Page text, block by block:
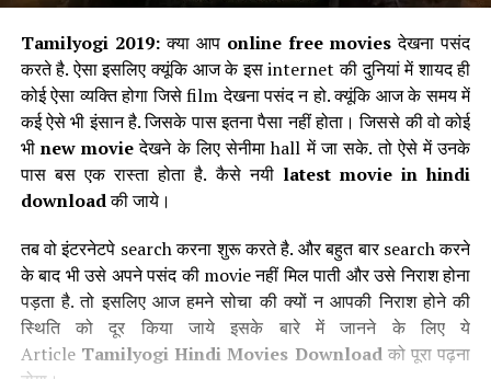
Tamilyogi 2019:क्या आप online free movies देखना पसंद
करते है. ऐसा इसलिए क्यूंकि आज के इस internet की दुनियां में शायद ही
कोई ऐसा व्यक्ति होगा जिसे film देखना पसंद न हो. क्यूंकि आज के समय में
कई ऐसे भी इंसान है. जिसके पास इतना पैसा नहीं होता। जिससे की वो कोई
भी new movieदेखने के लिए सेनीमा hall में जा सके. तो ऐसे में उनके
पास बस एक रास्ता होता है. कैसे नयीlatest movie in hindi
downloadकी जाये।
तब वो इंटरनेटपे search करना शुरू करते है. और बहुत बार search करने
के बाद भी उसे अपने पसंद की movie नहीं मिल पाती और उसे निराश होना
पड़ता है. तो इसलिए आज हमने सोचा की क्यों न आपकी निराश होने की
स्थिति को दूर किया जाये इसके बारे में जानने के लिए ये
Article Tamilyogi Hindi Movies Downloadको पूरा पढ़ना